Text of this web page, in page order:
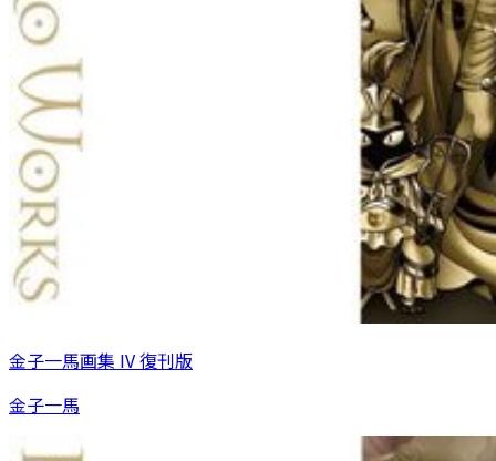
金子一馬画集 IV 復刊版
金子一馬